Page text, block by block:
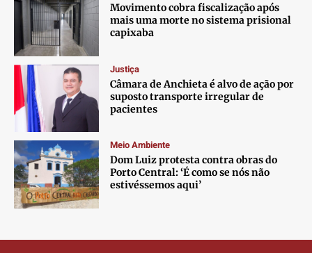
Termos de Uso
Privacidade
Termos de Uso
Privacidade
Termos de Uso
Privacidade
Termos de Uso
Privacidade
Movimento cobra fiscalização após
mais uma morte no sistema prisional
capixaba
Justiça
Câmara de Anchieta é alvo de ação por
suposto transporte irregular de
pacientes
Meio Ambiente
Dom Luiz protesta contra obras do
Porto Central: ‘É como se nós não
estivéssemos aqui’